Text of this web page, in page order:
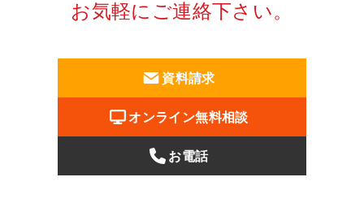
お気軽にご連絡下さい。
資料請求
オンライン無料相談
お電話